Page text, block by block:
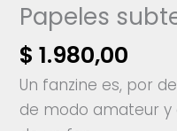
Papeles
$ 1.980,00
Un fanzine es, por
de modo amateur y